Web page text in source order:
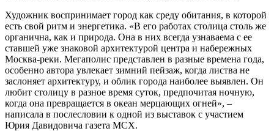
Художник воспринимает город как среду обитания, в которой
есть свой ритм и энергетика. «В его работах столица столь же
органична, как и природа. Она в них всегда узнаваема с ее
ставшей уже знаковой архитектурой центра и набережных
Москва-реки. Мегаполис представлен в разные времена года,
особенно автора увлекает зимний пейзаж, когда листва не
заслоняет архитектуру, и облик города наиболее выявлен. Он
любит столицу в разное время суток, предпочитая ночную,
когда она превращается в океан мерцающих огней», ‒
написала в послесловии к одной из выставок с участием
Юрия Давидовича газета МСХ.